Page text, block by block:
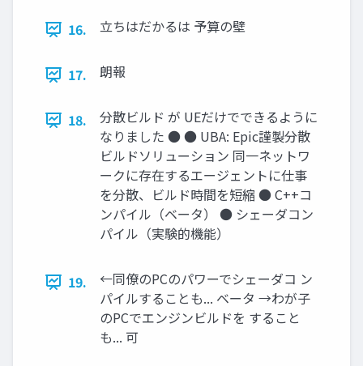
16. 立ちはだかるは 予算の壁
17. 朗報
18.
分散ビルド が UEだけでできるように
なりました ● ● UBA: Epic謹製分散
ビルドソリューション 同一ネットワ
ークに存在するエージェントに仕事
を分散、ビルド時間を短縮 ● C++コ
ンパイル（ベータ） ● シェーダコン
パイル（実験的機能）
19.
←同僚のPCのパワーでシェーダコ ン
パイルすることも... ベータ →わが子
のPCでエンジンビルドを すること
も... 可